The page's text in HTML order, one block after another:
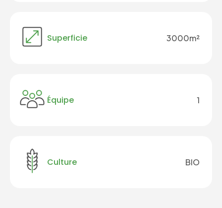
Superficie 3000m²
Équipe 1
Culture BIO